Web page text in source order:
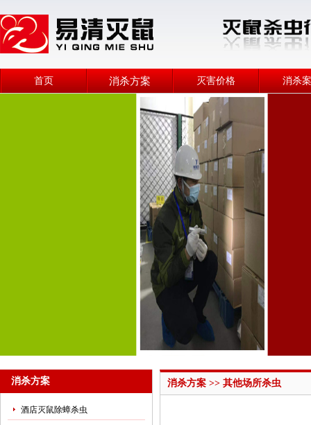
首页 消杀方案 灭害价格 消杀
消杀方案
酒店灭鼠除蟑杀虫
消杀方案 >> 其他场所杀虫